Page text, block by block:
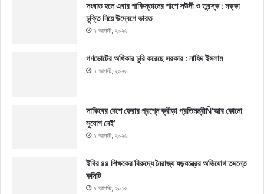
সংঘাত হলে এবার পাকিস্তানের পাশে সউদী ও তুরস্ক : মক্কা
চুক্তি নিয়ে উদ্বেগে ভারত
৭ আগস্ট, ২০২৬
গণভোটের অধিকার চুরি করেছে সরকার : নাহিদ ইসলাম
৭ আগস্ট, ২০২৬
সাকিবের দেশে ফেরার প্রশ্নে ক্রীড়া প্রতিমন্ত্রীÑ‘আর কোনো
সুযোগ নেই’
৭ আগস্ট, ২০২৬
ইবির ৪৪ শিক্ষকের বিরুদ্ধে নৈরাজ্য ষড়যন্ত্রের অভিযোগ তদন্তে
কমিটি
৭ আগস্ট, ২০২৬